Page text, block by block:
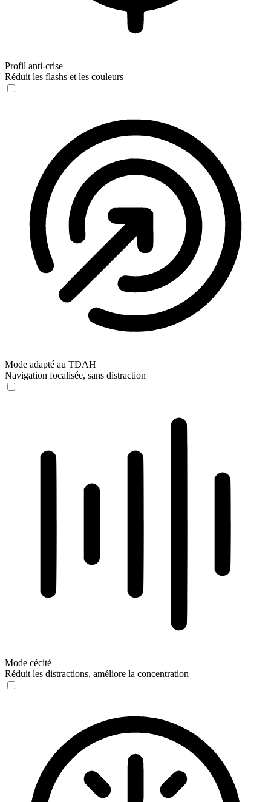
Profil anti-crise
Réduit les flashs et les couleurs
Mode adapté au TDAH
Navigation focalisée, sans distraction
Mode cécité
Réduit les distractions, améliore la concentration